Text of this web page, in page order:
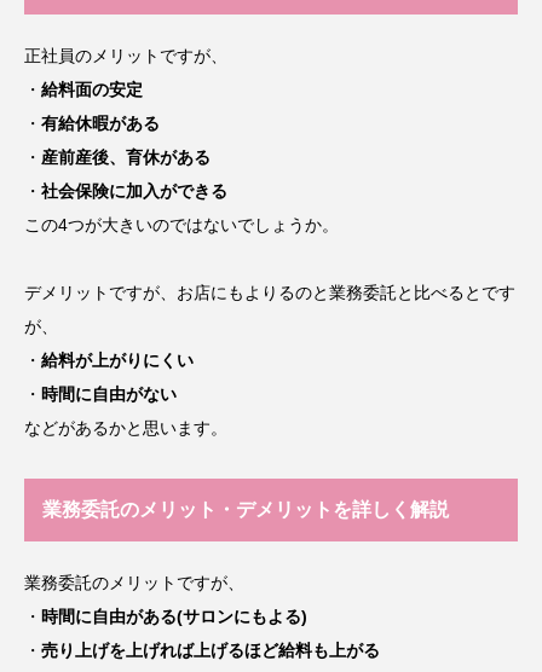
正社員のメリットですが、
・ 給料面の安定
・ 有給休暇がある
・ 産前産後、育休がある
・ 社会保険に加入ができる
この4つが大きいのではないでしょうか。
デメリットですが、お店にもよりるのと業務委託と比べるとです
が、
・ 給料が上がりにくい
・ 時間に自由がない
などがあるかと思います。
業務委託のメリット・デメリットを詳しく解説
業務委託のメリットですが、
・ 時間に自由がある(サロンにもよる)
・ 売り上げを上げれば上げるほど給料も上がる